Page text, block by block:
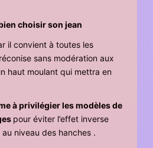
choisir son jean
il convient à toutes les
sans modération aux
haut moulant qui mettra en
à privilégier les modèles de
pour éviter l’effet inverse
niveau des hanches .